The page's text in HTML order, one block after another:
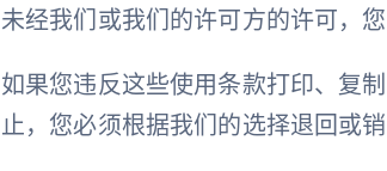
未经我们或我们的许可方的许可，
如果您违反这些使用条款打印、复
止，您必须根据我们的选择退回或